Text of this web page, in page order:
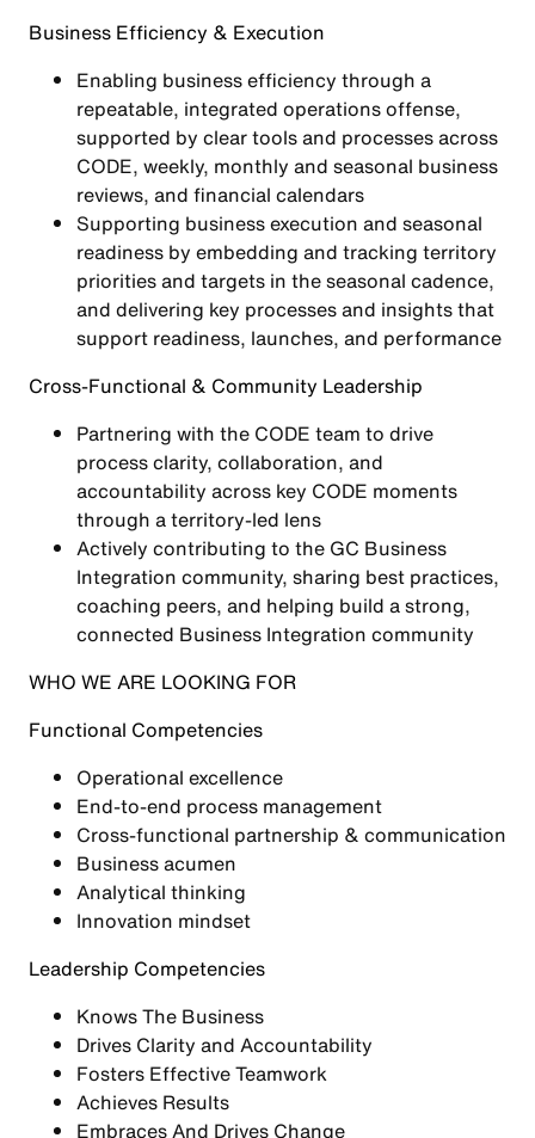
Business Efficiency & Execution
Enabling business efficiency through a
repeatable, integrated operations offense,
supported by clear tools and processes across
CODE, weekly, monthly and seasonal business
reviews, and financial calendars
Supporting business execution and seasonal
readiness by embedding and tracking territory
priorities and targets in the seasonal cadence,
and delivering key processes and insights that
support readiness, launches, and performance
Cross‑Functional & Community Leadership
Partnering with the CODE team to drive
process clarity, collaboration, and
accountability across key CODE moments
through a territory-led lens
Actively contributing to the GC Business
Integration community, sharing best practices,
coaching peers, and helping build a strong,
connected Business Integration community
WHO WE ARE LOOKING FOR
Functional Competencies
Operational excellence
End-to-end process management
Cross-functional partnership & communication
Business acumen
Analytical thinking
Innovation mindset
Leadership Competencies
Knows The Business
Drives Clarity and Accountability
Fosters Effective Teamwork
Achieves Results
Embraces And Drives Change